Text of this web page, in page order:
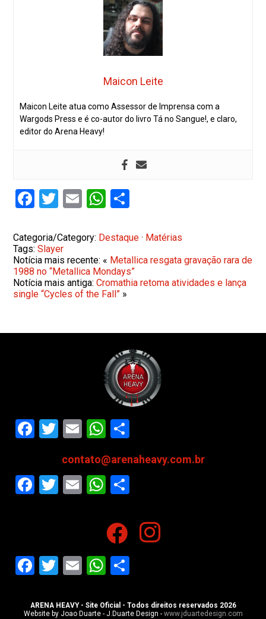
Maicon Leite
Maicon Leite atua como Assessor de Imprensa com a
Wargods Press e é co-autor do livro Tá no Sangue!, e claro,
editor do Arena Heavy!
Facebook
Twitter
EmailWhatsApp
Categoria/Category: Destaque · Matérias
Tags:Slayer
Notícia mais recente: « Metallica resgata gravação rara de
1988 no “Metallica Mondays”
Notícia mais antiga:Cromathia retoma atividades e lança
single “Cycles of the Fall” »
Facebook
Twitter
EmailWhatsApp
contato@arenaheavy.com.br
Facebook
Twitter
EmailWhatsApp
Facebook
Twitter
EmailWhatsApp
ARENA HEAVY - Site Oficial - Todos direitos reservados 2026
Website by Joao Duarte - J.Duarte Design - www.jduartedesign.com